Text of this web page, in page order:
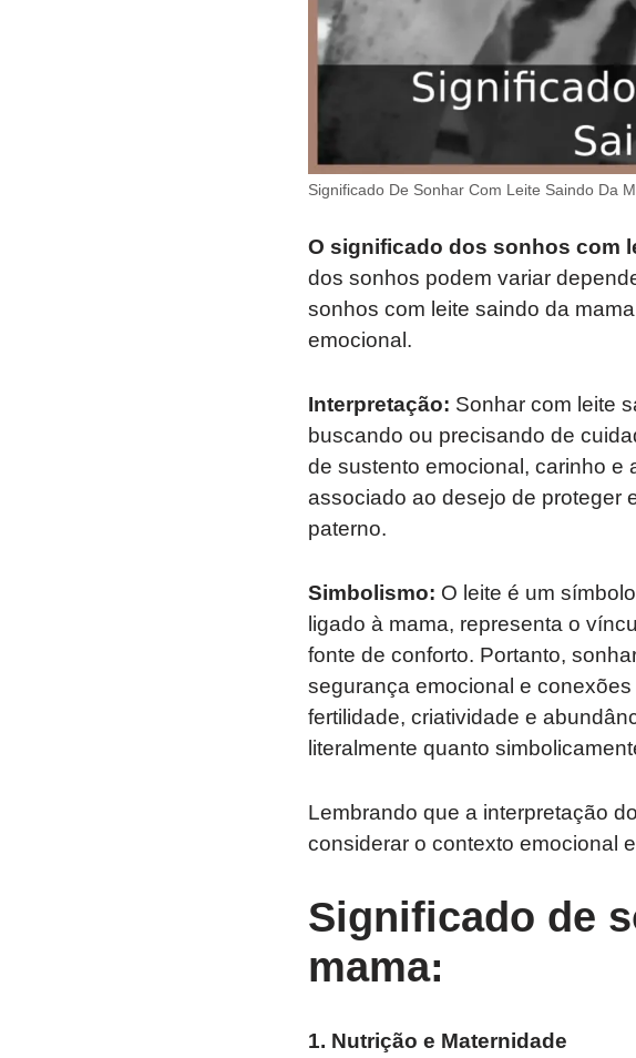
Significado De Sonhar Com Leite Saindo Da
O significado dos sonhos com
dos sonhos podem variar
sonhos com leite saindo da
emocional.
Interpretação: Sonhar com leite
buscando ou precisando de
de sustento emocional, carinho e
associado ao desejo de proteger
paterno.
Simbolismo: O leite é um
ligado à mama, representa o
fonte de conforto. Portanto,
segurança emocional e
fertilidade, criatividade e
literalmente quanto
Lembrando que a interpretação
considerar o contexto emocional
Significado de
mama:
1. Nutrição e Maternidade